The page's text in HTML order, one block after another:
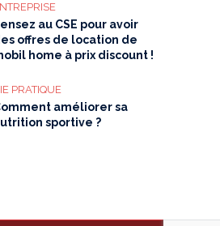
au CSE pour avoir
offres de location de
home à prix discount !
PRATIQUE
améliorer sa
sportive ?